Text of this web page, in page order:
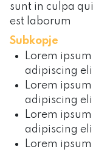
sunt in culpa
est laborum
Subkopje
Lorem
adipiscing
Lorem
adipiscing
Lorem
adipiscing
Lorem